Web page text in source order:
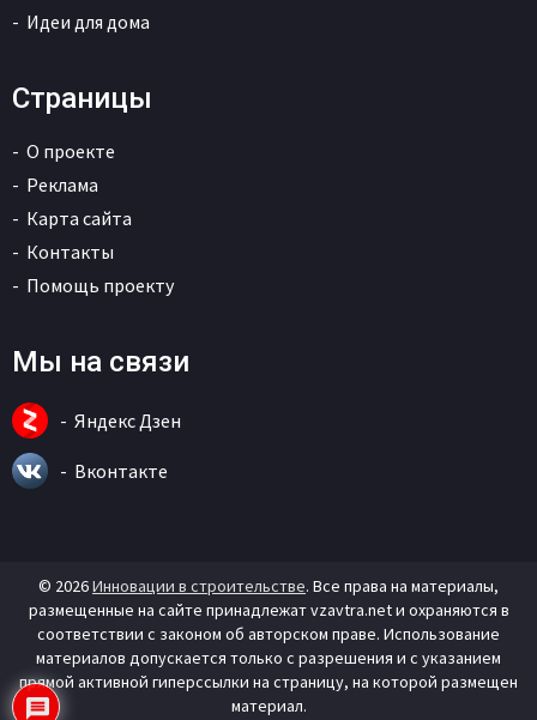
Идеи для дома
Страницы
О проекте
Реклама
Карта сайта
Контакты
Помощь проекту
Мы на связи
Яндекс Дзен
Вконтакте
© 2026Инновации в строительстве. Все права на материалы,
размещенные на сайте принадлежат vzavtra.net и охраняются в
соответствии с законом об авторском праве. Использование
материалов допускается только с разрешения и с указанием
прямой активной гиперссылки на страницу, на которой размещен
материал.